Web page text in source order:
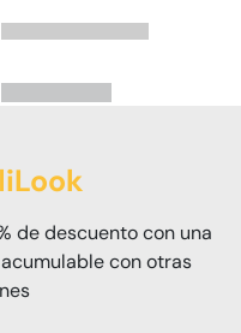
de descuento con una
con otras